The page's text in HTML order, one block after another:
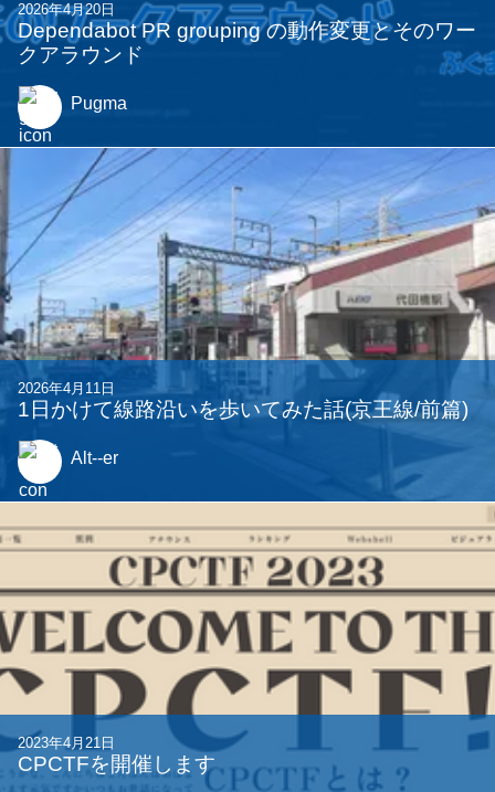
2026年4月20日
Dependabot PR grouping の動作変更とそのワー
クアラウンド
Pugma
2026年4月11日
1日かけて線路沿いを歩いてみた話(京王線/前篇)
Alt--er
2023年4月21日
CPCTFを開催します